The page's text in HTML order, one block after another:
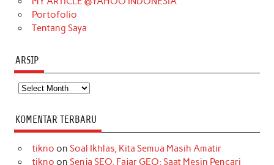
Portofolio
Tentang Saya
ARSIP
Arsip
KOMENTAR TERBARU
tikno on Soal Ikhlas, Kita Semua Masih Amatir
tikno on Senja SEO, Fajar GEO: Saat Mesin Pencari